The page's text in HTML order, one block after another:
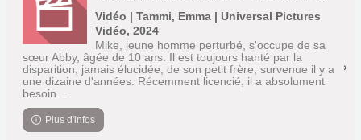
Vidéo | Tammi, Emma | Universal Pictures
Vidéo, 2024
Mike, jeune homme perturbé, s'occupe de sa
sœur Abby, âgée de 10 ans. Il est toujours hanté par la
disparition, jamais élucidée, de son petit frère, survenue il y a
une dizaine d'années. Récemment licencié, il a absolument
besoin ...
Plus d'infos